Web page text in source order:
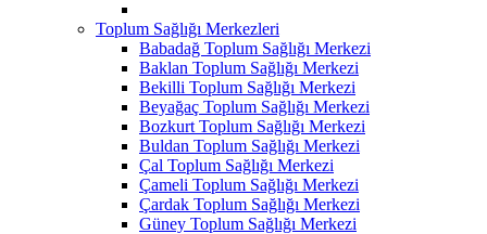
Toplum Sağlığı Merkezleri
Babadağ Toplum Sağlığı Merkezi
Baklan Toplum Sağlığı Merkezi
Bekilli Toplum Sağlığı Merkezi
Beyağaç Toplum Sağlığı Merkezi
Bozkurt Toplum Sağlığı Merkezi
Buldan Toplum Sağlığı Merkezi
Çal Toplum Sağlığı Merkezi
Çameli Toplum Sağlığı Merkezi
Çardak Toplum Sağlığı Merkezi
Güney Toplum Sağlığı Merkezi